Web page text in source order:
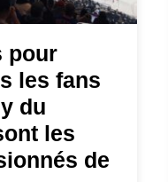
pour
les fans
du
les
de